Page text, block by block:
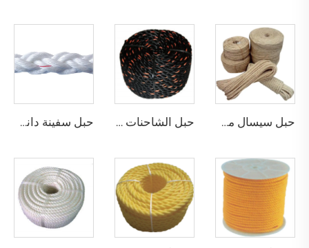
حبل سيسال مجدول حبل الشاحنات كاليفورنيا حبل سفينة دانلاين من البولي بروبيلين بـ 8 خيوط